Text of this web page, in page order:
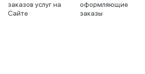
заказов услуг на
Сайте
оформляющие
заказы